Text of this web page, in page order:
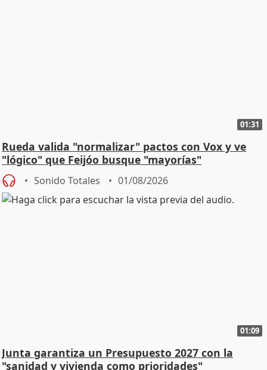
01:31
Rueda valida "normalizar" pactos con Vox y ve
"lógico" que Feijóo busque "mayorías"
Sonido Totales 01/08/2026
01:09
Junta garantiza un Presupuesto 2027 con la
"sanidad y vivienda como prioridades"